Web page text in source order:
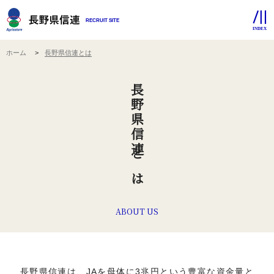
RECRUIT SITE
ホーム 長野県信連とは
長野県信連とは
ABOUT US
長野県信連は、JAを母体に3兆円という豊富な資金量と